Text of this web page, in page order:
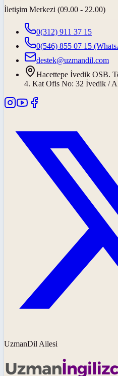
İletişim Merkezi (09.00 - 22.00)
0(312) 911 37 15
0(546) 855 07 15
destek@uzmandil.com
Hacettepe İvedik OSB.
4. Kat Ofis No: 32 İvedik /
UzmanDil Ailesi